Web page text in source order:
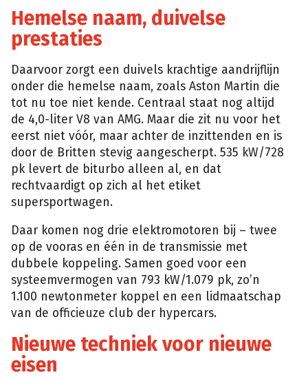
Hemelse naam, duivelse
prestaties
Daarvoor zorgt een duivels krachtige aandrijflijn
onder die hemelse naam, zoals Aston Martin die
tot nu toe niet kende. Centraal staat nog altijd
de 4,0-liter V8 van AMG. Maar die zit nu voor het
eerst niet vóór, maar achter de inzittenden en is
door de Britten stevig aangescherpt. 535 kW/728
pk levert de biturbo alleen al, en dat
rechtvaardigt op zich al het etiket
supersportwagen.
Daar komen nog drie elektromotoren bij – twee
op de vooras en één in de transmissie met
dubbele koppeling. Samen goed voor een
systeemvermogen van 793 kW/1.079 pk, zo’n
1.100 newtonmeter koppel en een lidmaatschap
van de officieuze club der hypercars.
Nieuwe techniek voor nieuwe
eisen